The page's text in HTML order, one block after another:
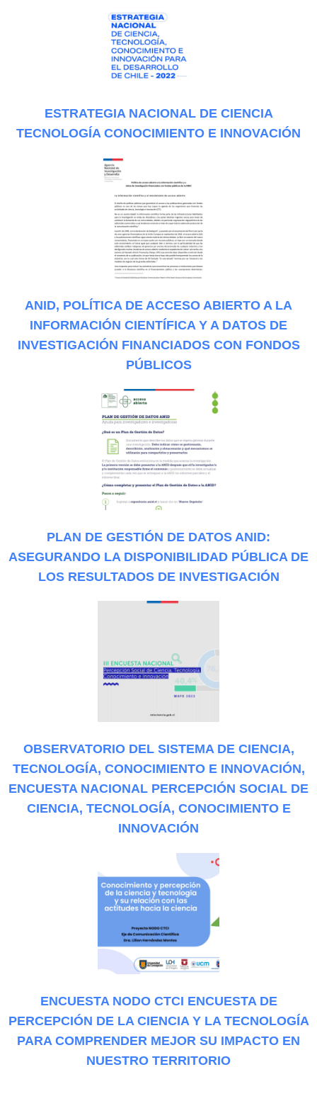
ESTRATEGIA NACIONAL DE CIENCIA
TECNOLOGÍA CONOCIMIENTO E INNOVACIÓN
ANID, POLÍTICA DE ACCESO ABIERTO A LA
INFORMACIÓN CIENTÍFICA Y A DATOS DE
INVESTIGACIÓN FINANCIADOS CON FONDOS
PÚBLICOS
PLAN DE GESTIÓN DE DATOS ANID:
ASEGURANDO LA DISPONIBILIDAD PÚBLICA DE
LOS RESULTADOS DE INVESTIGACIÓN
OBSERVATORIO DEL SISTEMA DE CIENCIA,
TECNOLOGÍA, CONOCIMIENTO E INNOVACIÓN,
ENCUESTA NACIONAL PERCEPCIÓN SOCIAL DE
CIENCIA, TECNOLOGÍA, CONOCIMIENTO E
INNOVACIÓN
ENCUESTA NODO CTCI ENCUESTA DE
PERCEPCIÓN DE LA CIENCIA Y LA TECNOLOGÍA
PARA COMPRENDER MEJOR SU IMPACTO EN
NUESTRO TERRITORIO